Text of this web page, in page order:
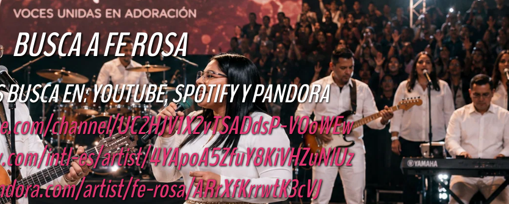
BUSCA A FE ROSA
EN: YOUTUBE, SPOTIFY Y PANDORA
channel/UC2HJV1X2vTSADdsP-VOoWEw
intl-es/artist/4YApoA5ZfuY8KiVHZuNlUz
artist/fe-rosa/ARrXfKrrwtK3cVJ